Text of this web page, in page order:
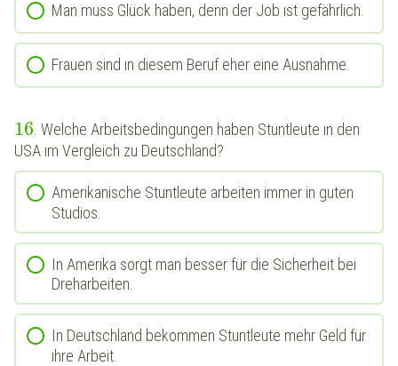
Man muss Glück haben, denn der Job ıst gefährlich.
Frauen sind ın diesem Beruf eher eine Ausnahme.
16 . Welche Arbeitsbedingungen haben Stuntleute ın den
USA ım Vergleich zu Deutschland?
Amerikanische Stuntleute arbeiten immer in guten
Studios.
In Amerika sorgt man besser für die Sicherheit bei
Dreharbeiten.
In Deutschland bekommen Stuntleute mehr Geld für
ıhre Arbeit.